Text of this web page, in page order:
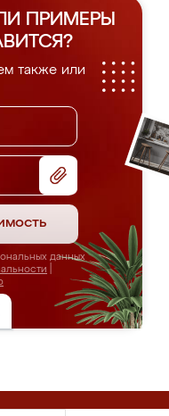
ПРИМЕРЫ
также или
данных